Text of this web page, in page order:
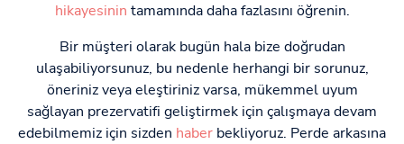
hikayesinin tamamında daha fazlasını öğrenin.
Bir müşteri olarak bugün hala bize doğrudan
ulaşabiliyorsunuz, bu nedenle herhangi bir sorunuz,
öneriniz veya eleştiriniz varsa, mükemmel uyum
sağlayan prezervatifi geliştirmek için çalışmaya devam
edebilmemiz için sizden haber bekliyoruz. Perde arkasına